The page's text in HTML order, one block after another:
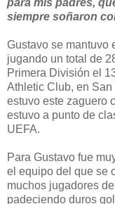
para mis padres,
siempre soñaron
Gustavo se mantuvo
jugando un total de
Primera División el
Athletic Club, en
estuvo este zaguero
estuvo a punto de
UEFA.
Para Gustavo fue
el equipo del que se
muchos jugadores
padeciendo duros